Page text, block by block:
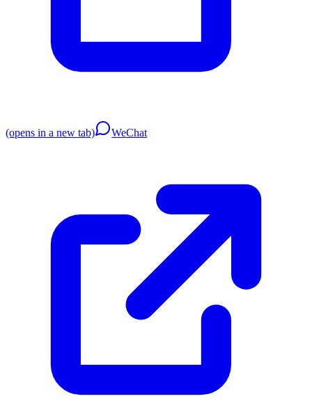
(opens in a new tab) WeChat